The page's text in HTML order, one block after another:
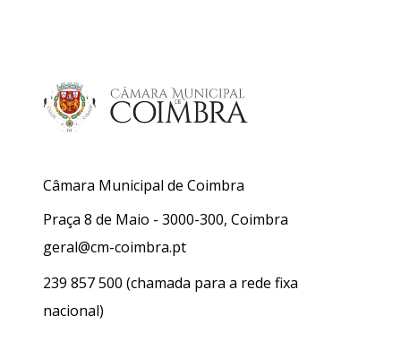
Câmara Municipal de Coimbra
Praça 8 de Maio - 3000-300, Coimbra
geral@cm-coimbra.pt
239 857 500 (chamada para a rede fixa
nacional)